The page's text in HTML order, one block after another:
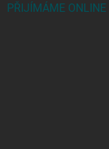
PŘIJÍMÁME ONLINE